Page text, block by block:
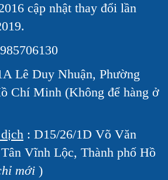
cập nhật thay đổi lần
Lê Duy Nhuận, Phường
Chí Minh (Không để hàng ở
: D15/26/1D Võ Văn
Vĩnh Lộc, Thành phố Hồ
mới )